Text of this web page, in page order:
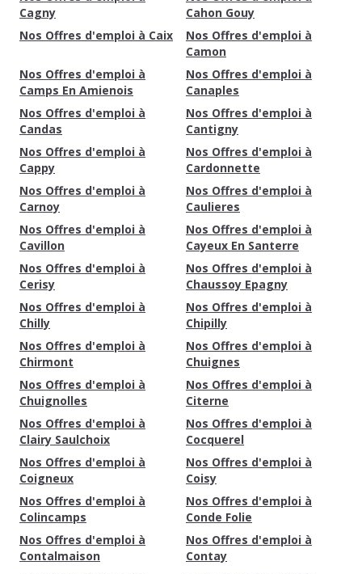
Cagny
Cahon Gouy
Nos Offres d'emploi à Caix
Nos Offres d'emploi à
Camon
Nos Offres d'emploi à
Camps En Amienois
Nos Offres d'emploi à
Canaples
Nos Offres d'emploi à
Candas
Nos Offres d'emploi à
Cantigny
Nos Offres d'emploi à
Cappy
Nos Offres d'emploi à
Cardonnette
Nos Offres d'emploi à
Carnoy
Nos Offres d'emploi à
Caulieres
Nos Offres d'emploi à
Cavillon
Nos Offres d'emploi à
Cayeux En Santerre
Nos Offres d'emploi à
Cerisy
Nos Offres d'emploi à
Chaussoy Epagny
Nos Offres d'emploi à
Chilly
Nos Offres d'emploi à
Chipilly
Nos Offres d'emploi à
Chirmont
Nos Offres d'emploi à
Chuignes
Nos Offres d'emploi à
Chuignolles
Nos Offres d'emploi à
Citerne
Nos Offres d'emploi à
Clairy Saulchoix
Nos Offres d'emploi à
Cocquerel
Nos Offres d'emploi à
Coigneux
Nos Offres d'emploi à
Coisy
Nos Offres d'emploi à
Colincamps
Nos Offres d'emploi à
Conde Folie
Nos Offres d'emploi à
Contalmaison
Nos Offres d'emploi à
Contay